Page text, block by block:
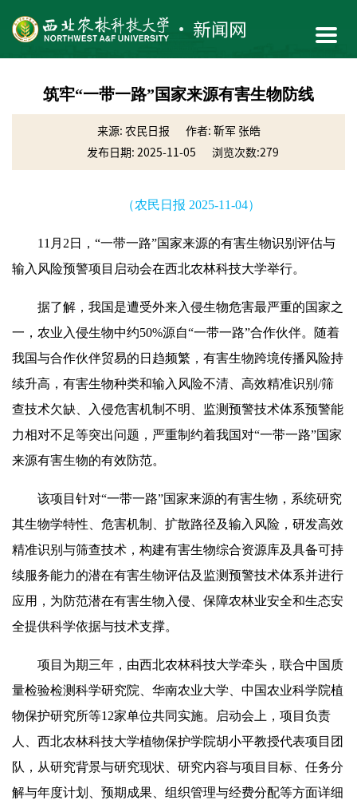
筑牢“一带一路”国家来源有害生物防线
来源: 农民日报
作者: 靳军 张皓
发布日期: 2025-11-05
浏览次数:279
（农民日报 2025-11-04）
11月2日，“一带一路”国家来源的有害生物识别评估与
输入风险预警项目启动会在西北农林科技大学举行。
据了解，我国是遭受外来入侵生物危害最严重的国家之
一，农业入侵生物中约50%源自“一带一路”合作伙伴。随着
我国与合作伙伴贸易的日趋频繁，有害生物跨境传播风险持
续升高，有害生物种类和输入风险不清、高效精准识别/筛
查技术欠缺、入侵危害机制不明、监测预警技术体系预警能
力相对不足等突出问题，严重制约着我国对“一带一路”国家
来源有害生物的有效防范。
该项目针对“一带一路”国家来源的有害生物，系统研究
其生物学特性、危害机制、扩散路径及输入风险，研发高效
精准识别与筛查技术，构建有害生物综合资源库及具备可持
续服务能力的潜在有害生物评估及监测预警技术体系并进行
应用，为防范潜在有害生物入侵、保障农林业安全和生态安
全提供科学依据与技术支撑。
项目为期三年，由西北农林科技大学牵头，联合中国质
量检验检测科学研究院、华南农业大学、中国农业科学院植
物保护研究所等12家单位共同实施。启动会上，项目负责
人、西北农林科技大学植物保护学院胡小平教授代表项目团
队，从研究背景与研究现状、研究内容与项目目标、任务分
解与年度计划、预期成果、组织管理与经费分配等方面详细